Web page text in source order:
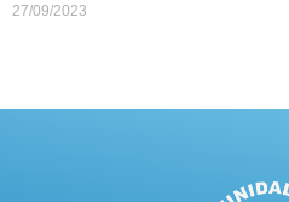
27/09/2023